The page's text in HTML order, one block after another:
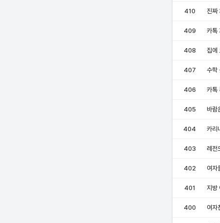
410 진짜
409 카톡
408 집에
407 수학
406 카톡
405 바람
404 카리
403 레전
402 여자
401 지방
400 여자